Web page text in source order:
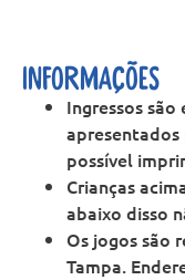
informações
Ingressos
possível
Crianças
abaixo disso
Os jogos são
Tampa.